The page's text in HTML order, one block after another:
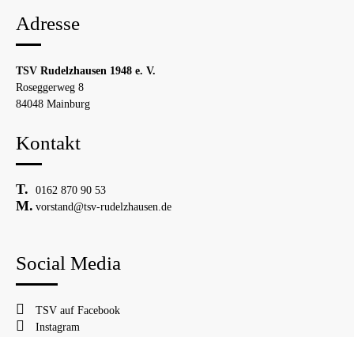
Adresse
TSV Rudelzhausen 1948 e. V.
Roseggerweg 8
84048 Mainburg
Kontakt
0162 870 90 53
vorstand@tsv-rudelzhausen.de
Social Media
TSV auf Facebook
Instagram